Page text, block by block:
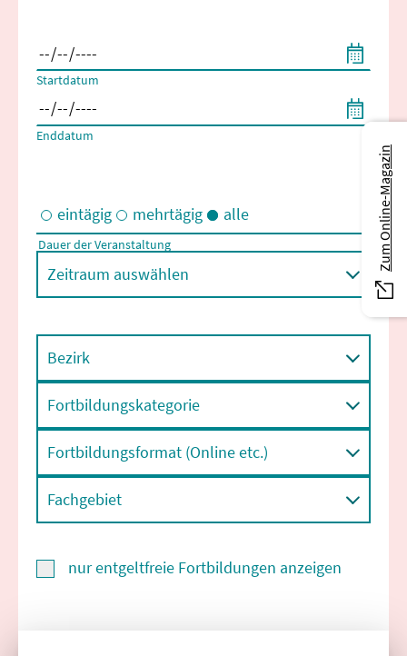
Startdatum
Enddatum
Eintägige und/oder mehrtägige Veranstaltungen
eintägig mehrtägig alle
Dauer der Veranstaltung
Zeitraum auswählen
Bezirk
Fortbildungskategorie
Fortbildungsformat (Online etc.)
Fachgebiet
nur entgeltfreie Fortbildungen anzeigen
Zum Online-Magazin